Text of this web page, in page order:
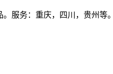
服务：重庆，四川，贵州等